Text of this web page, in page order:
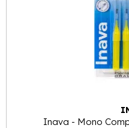
Inava - Mono